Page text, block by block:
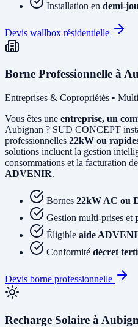
Installation en demi-
Devis wallbox résidentielle
Borne Professionnelle à
Entreprises & Copropriétés •
Vous êtes une entreprise, un
Aubignan ? SUD CONCEPT
professionnelles 22kW ou
solutions incluent la gestion
consommations et la facturation
ADVENIR.
Bornes 22kW AC ou
Gestion multi-prises et
Éligible aide
Conformité décret
Devis borne professionnelle
Recharge Solaire à